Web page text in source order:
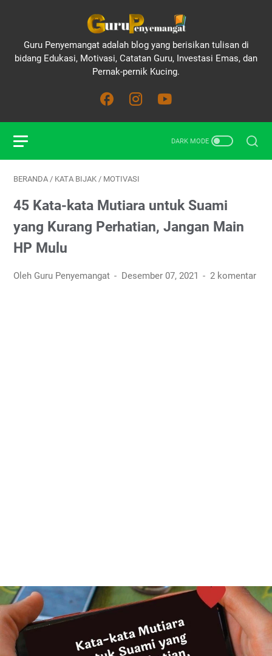
Guru Penyemangat adalah blog yang berisikan tulisan di
bidang Edukasi, Motivasi, Catatan Guru, Investasi Emas, dan
Pernak-pernik Kucing.
BERANDA / KATA BIJAK / MOTIVASI
45 Kata-kata Mutiara untuk Suami
yang Kurang Perhatian, Jangan Main
HP Mulu
Oleh Guru Penyemangat Desember 07, 2021 2 komentar